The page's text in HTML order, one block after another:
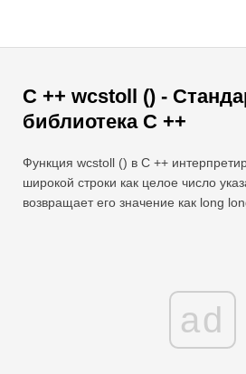
content
Функции Excel
Диаграмма
C ++
DSA
C ++ wcstoll () -
библиотека C ++
Функция wcstoll () в C ++
широкой строки как целое число
возвращает его значение как long
ad